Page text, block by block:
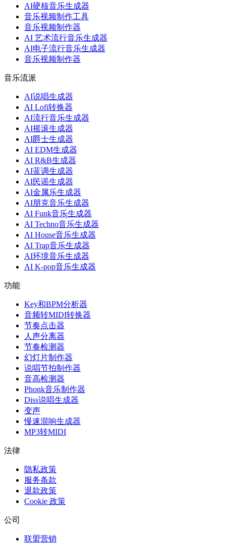
AI硬核音乐生成器
音乐视频制作工具
音乐视频制作器
AI 艺术流行音乐生成器
AI电子流行音乐生成器
音乐视频制作器
音乐流派
AI说唱生成器
AI Lofi转换器
AI流行音乐生成器
AI摇滚生成器
AI爵士生成器
AI EDM生成器
AI R&B生成器
AI蓝调生成器
AI民谣生成器
AI金属乐生成器
AI朋克音乐生成器
AI Funk音乐生成器
AI Techno音乐生成器
AI House音乐生成器
AI Trap音乐生成器
AI环境音乐生成器
AI K-pop音乐生成器
功能
Key和BPM分析器
音频转MIDI转换器
节奏点击器
人声分离器
节奏检测器
幻灯片制作器
说唱节拍制作器
音高检测器
Phonk音乐制作器
Diss说唱生成器
变声
慢速混响生成器
MP3转MIDI
法律
隐私政策
服务条款
退款政策
Cookie 政策
公司
联盟营销